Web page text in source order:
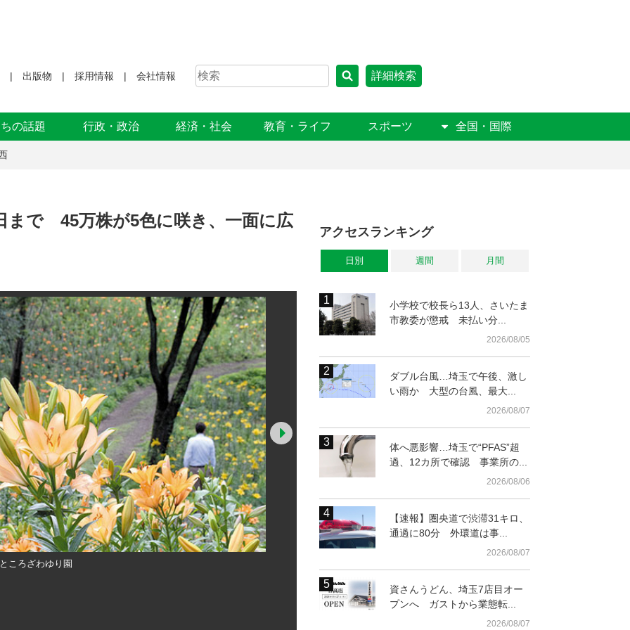
出版物 採用情報 会社情報 詳細検索
の話題 行政・政治 経済・社会 教育・ライフ スポーツ 全国・国際
まで 45万株が5色に咲き、一面に広
ころざわゆり園
アクセスランキング
日別 週間 月間
小学校で校長ら13人、さいたま
市教委が懲戒 未払い分...
2026/08/05
ダブル台風…埼玉で午後、激し
い雨か 大型の台風、最大...
2026/08/07
体へ悪影響…埼玉で“PFAS”超
過、12カ所で確認 事業所の...
2026/08/06
【速報】圏央道で渋滞31キロ、
通過に80分 外環道は事...
2026/08/07
資さんうどん、埼玉7店目オー
プンへ ガストから業態転...
2026/08/07